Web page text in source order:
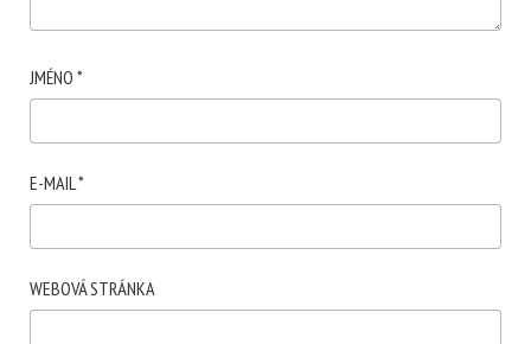
JMÉNO *
E-MAIL*
WEBOVÁ STRÁNKA